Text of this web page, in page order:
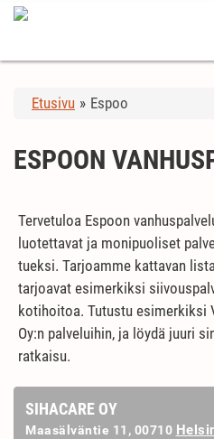
Etusivu » Espoo
ESPOON
Tervetuloa Espoon
luotettavat ja monipuoliset
tueksi. Tarjoamme kattavan
tarjoavat esimerkiksi
kotihoitoa. Tutustu esimerkiksi
Oy:n palveluihin, ja löydä juuri
ratkaisu.
SIHACARE OY
Maasälväntie 11, 00710